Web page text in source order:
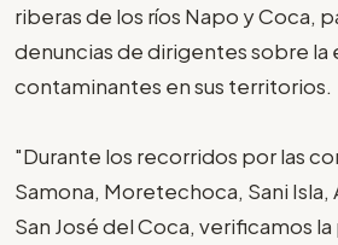
riberas de los ríos Napo y Coca,
denuncias de dirigentes sobre la
contaminantes en sus territorios.
"Durante los recorridos por las
Samona, Moretechoca, Sani Isla,
San José del Coca, verificamos